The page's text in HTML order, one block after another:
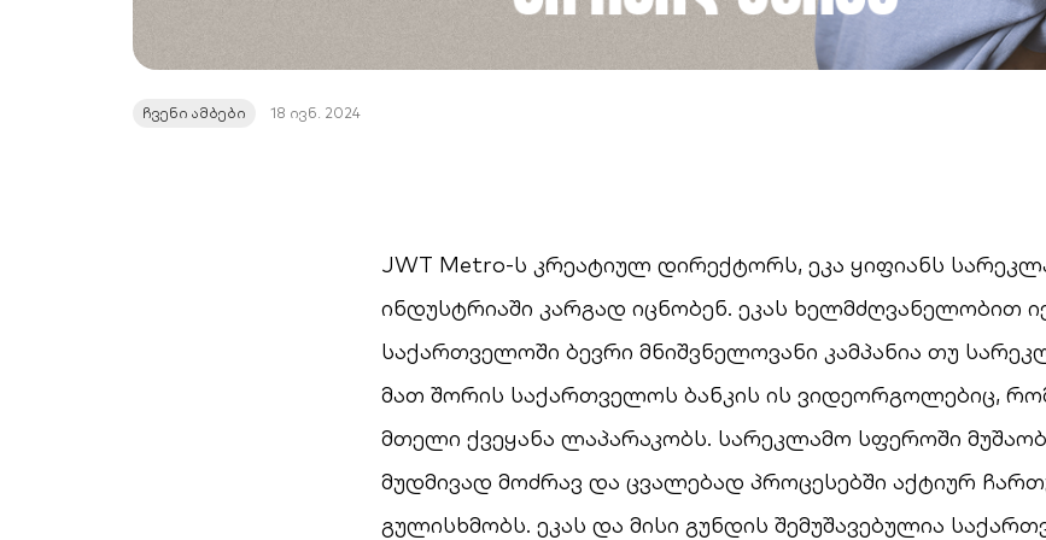
ჩვენი ამბები 18 ივნ. 2024
JWT Metro-ს კრეატიულ დირექტორს, ეკა ყიფიანს
ინდუსტრიაში კარგად იცნობენ. ეკას ხელმძღვანელობით
საქართველოში ბევრი მნიშვნელოვანი კამპანია თუ
მათ შორის საქართველოს ბანკის ის ვიდეორგოლებიც,
მთელი ქვეყანა ლაპარაკობს. სარეკლამო სფეროში
მუდმივად მოძრავ და ცვალებად პროცესებში აქტიურ
გულისხმობს. ეკას და მისი გუნდის შემუშავებულია